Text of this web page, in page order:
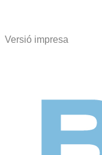
Versió impresa